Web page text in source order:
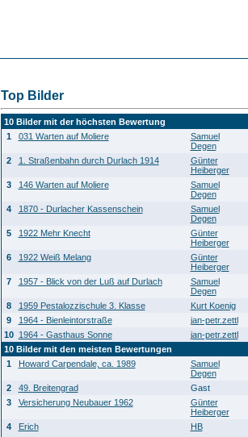
Top Bilder
10 Bilder mit der höchsten Bewertung
1
031 Warten auf Moliere
Samuel
Degen
2 1. Straßenbahn durch Durlach 1914
Günter
Heiberger
3 146 Warten auf Moliere
Samuel
Degen
4 1870 - Durlacher Kassenschein
Samuel
Degen
5 1922 Mehr Knecht
Günter
Heiberger
6 1922 Weiß Melang
Günter
Heiberger
7 1957 - Blick von der Luß auf Durlach
Samuel
Degen
8 1959 Pestalozzischule 3. Klasse Kurt Koenig
9
1964 - Bienleintorstraße jan-petr.zettl
10
1964 - Gasthaus Sonne jan-petr.zettl
10 Bilder mit den meisten Bewertungen
1
Howard Carpendale, ca. 1989
Samuel
Degen
2 49. Breitengrad Gast
3
Versicherung Neubauer 1962
Günter
Heiberger
4 Erich HB